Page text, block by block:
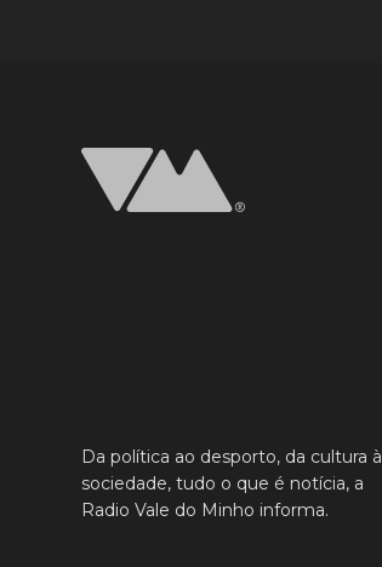
Da política ao desporto, da cultura à
sociedade, tudo o que é notícia, a
Radio Vale do Minho informa.